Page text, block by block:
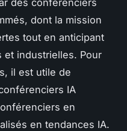
dont la mission
tout en anticipant
et industrielles. Pour
il est utile de
IA
en
en tendances IA.